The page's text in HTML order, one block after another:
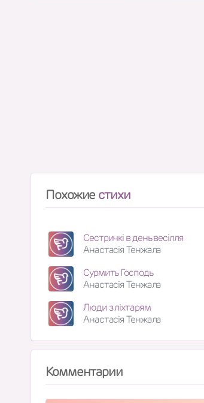
Похожие стихи
Сестричкі в день весілля
Анастасія Тенжала
Сурмить Господь
Анастасія Тенжала
Люди з ліхтарям
Анастасія Тенжала
Комментарии